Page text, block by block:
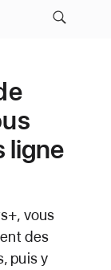
ligne
vous
des
puis y